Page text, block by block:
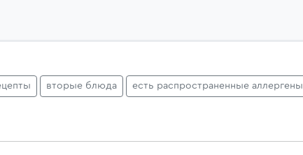
вторые блюда есть распространенные аллергены